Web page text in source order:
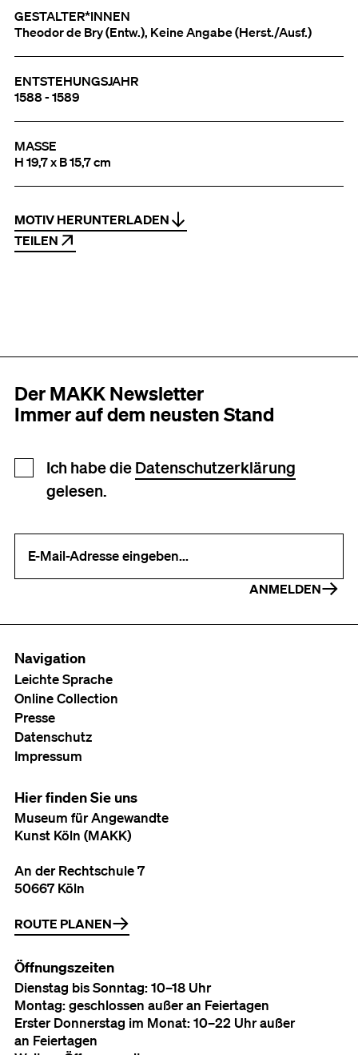
GESTALTER*INNEN
Theodor de Bry (Entw.), Keine Angabe (Herst./Ausf.)
ENTSTEHUNGSJAHR
1588 - 1589
MASSE
H 19,7 x B 15,7 cm
MOTIV HERUNTERLADEN
TEILEN
Der MAKK Newsletter
Immer auf dem neusten Stand
Newsletter Anmeldung
Ich habe die Datenschutzerklärung
gelesen.
ANMELDEN
Navigation
Leichte Sprache
Online Collection
Presse
Datenschutz
Impressum
Hier finden Sie uns
Museum für Angewandte
Kunst Köln (MAKK)
An der Rechtschule 7
50667 Köln
ROUTE PLANEN
Öffnungszeiten
Dienstag bis Sonntag: 10–18 Uhr
Montag: geschlossen außer an Feiertagen
Erster Donnerstag im Monat: 10–22 Uhr außer
an Feiertagen